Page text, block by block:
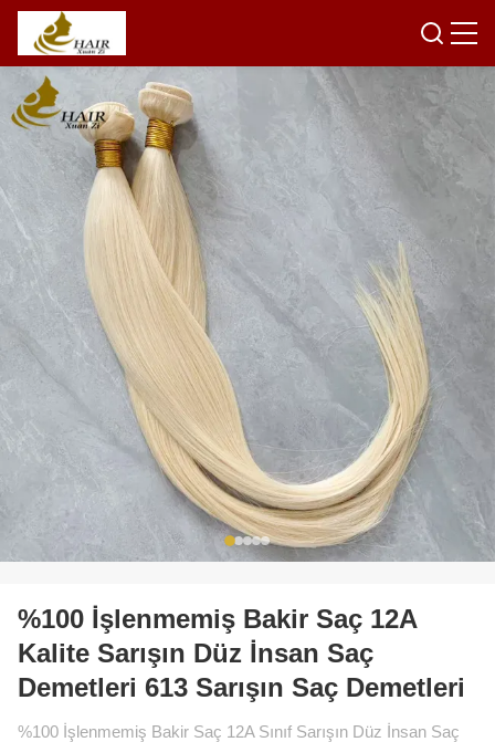
%100 İşlenmemiş Bakir Saç 12A
Kalite Sarışın Düz İnsan Saç
Demetleri 613 Sarışın Saç Demetleri
%100 İşlenmemiş Bakir Saç 12A Sınıf Sarışın Düz İnsan Saç